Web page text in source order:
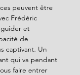
peuvent être
Frédéric
guider et
de
captivant. Un
qui va pendant
faire entrer